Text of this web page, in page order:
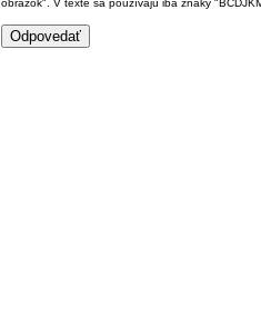
obrázok". V texte sa používajú iba znaky